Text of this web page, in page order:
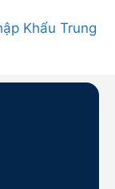
Khẩu Trung